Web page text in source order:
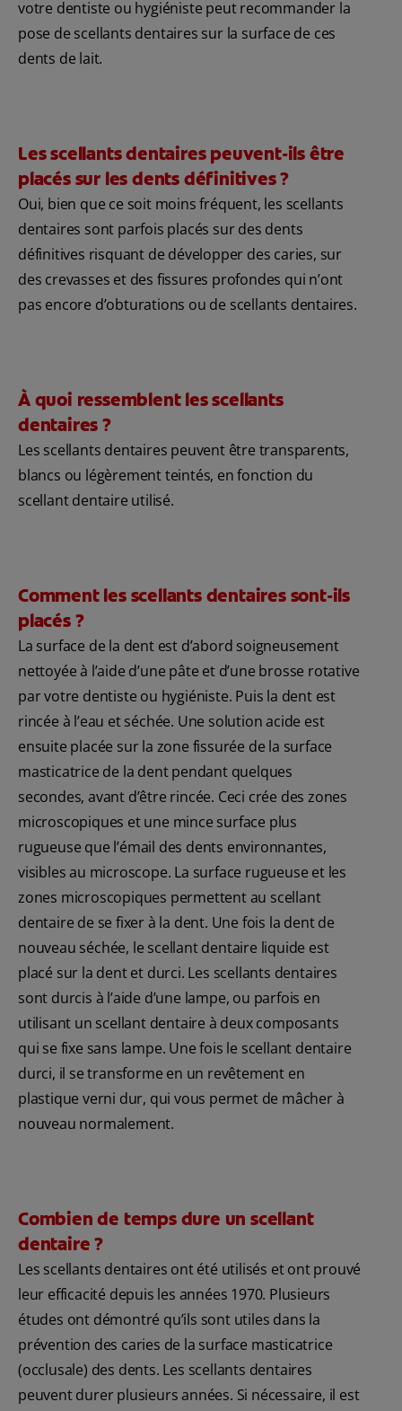
votre dentiste ou hygiéniste peut recommander la
pose de scellants dentaires sur la surface de ces
dents de lait.
Les scellants dentaires peuvent-ils être
placés sur les dents définitives ?
Oui, bien que ce soit moins fréquent, les scellants
dentaires sont parfois placés sur des dents
définitives risquant de développer des caries, sur
des crevasses et des fissures profondes qui n’ont
pas encore d’obturations ou de scellants dentaires.
À quoi ressemblent les scellants
dentaires ?
Les scellants dentaires peuvent être transparents,
blancs ou légèrement teintés, en fonction du
scellant dentaire utilisé.
Comment les scellants dentaires sont-ils
placés ?
La surface de la dent est d’abord soigneusement
nettoyée à l’aide d’une pâte et d’une brosse rotative
par votre dentiste ou hygiéniste. Puis la dent est
rincée à l’eau et séchée. Une solution acide est
ensuite placée sur la zone fissurée de la surface
masticatrice de la dent pendant quelques
secondes, avant d’être rincée. Ceci crée des zones
microscopiques et une mince surface plus
rugueuse que l’émail des dents environnantes,
visibles au microscope. La surface rugueuse et les
zones microscopiques permettent au scellant
dentaire de se fixer à la dent. Une fois la dent de
nouveau séchée, le scellant dentaire liquide est
placé sur la dent et durci. Les scellants dentaires
sont durcis à l’aide d’une lampe, ou parfois en
utilisant un scellant dentaire à deux composants
qui se fixe sans lampe. Une fois le scellant dentaire
durci, il se transforme en un revêtement en
plastique verni dur, qui vous permet de mâcher à
nouveau normalement.
Combien de temps dure un scellant
dentaire ?
Les scellants dentaires ont été utilisés et ont prouvé
leur efficacité depuis les années 1970. Plusieurs
études ont démontré qu’ils sont utiles dans la
prévention des caries de la surface masticatrice
(occlusale) des dents. Les scellants dentaires
peuvent durer plusieurs années. Si nécessaire, il est